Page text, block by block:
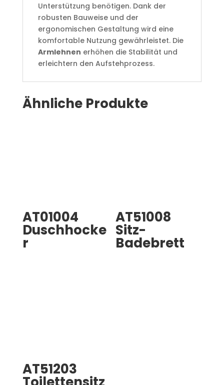
Unterstützung benötigen. Dank der
robusten Bauweise und der
ergonomischen Gestaltung wird eine
komfortable Nutzung gewährleistet. Die
Armlehnen erhöhen die Stabilität und
erleichtern den Aufstehprozess.
Ähnliche Produkte
AT01004
Duschhocke
r
AT51008
Sitz-
Badebrett
AT51203